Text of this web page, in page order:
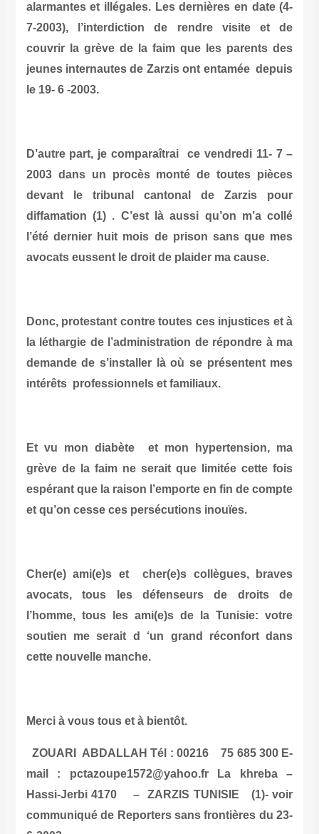
alarmantes et illégales. Les dernières en date (4-
7-2003), l’interdiction de rendre visite et de
couvrir la grève de la faim que les parents des
jeunes internautes de Zarzis ont entamée depuis
le 19- 6 -2003.
D’autre part, je comparaîtrai ce vendredi 11- 7 –
2003 dans un procès monté de toutes pièces
devant le tribunal cantonal de Zarzis pour
diffamation (1) . C’est là aussi qu’on m’a collé
l’été dernier huit mois de prison sans que mes
avocats eussent le droit de plaider ma cause.
Donc, protestant contre toutes ces injustices et à
la léthargie de l’administration de répondre à ma
demande de s’installer là où se présentent mes
intérêts professionnels et familiaux.
Et vu mon diabète et mon hypertension, ma
grève de la faim ne serait que limitée cette fois
espérant que la raison l’emporte en fin de compte
et qu’on cesse ces persécutions inouïes.
Cher(e) ami(e)s et cher(e)s collègues, braves
avocats, tous les défenseurs de droits de
l’homme, tous les ami(e)s de la Tunisie: votre
soutien me serait d ‘un grand réconfort dans
cette nouvelle manche.
Merci à vous tous et à bientôt.
ZOUARI ABDALLAH Tél : 00216 75 685 300 E-
mail : pctazoupe1572@yahoo.fr La khreba –
Hassi-Jerbi 4170 – ZARZIS TUNISIE (1)- voir
communiqué de Reporters sans frontières du 23-